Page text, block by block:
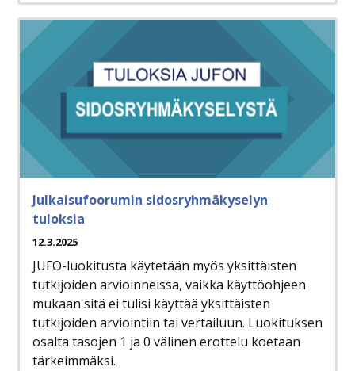
Julkaisufoorumin sidosryhmäkyselyn
tuloksia
12.3.2025
JUFO-luokitusta käytetään myös yksittäisten
tutkijoiden arvioinneissa, vaikka käyttöohjeen
mukaan sitä ei tulisi käyttää yksittäisten
tutkijoiden arviointiin tai vertailuun. Luokituksen
osalta tasojen 1 ja 0 välinen erottelu koetaan
tärkeimmäksi.